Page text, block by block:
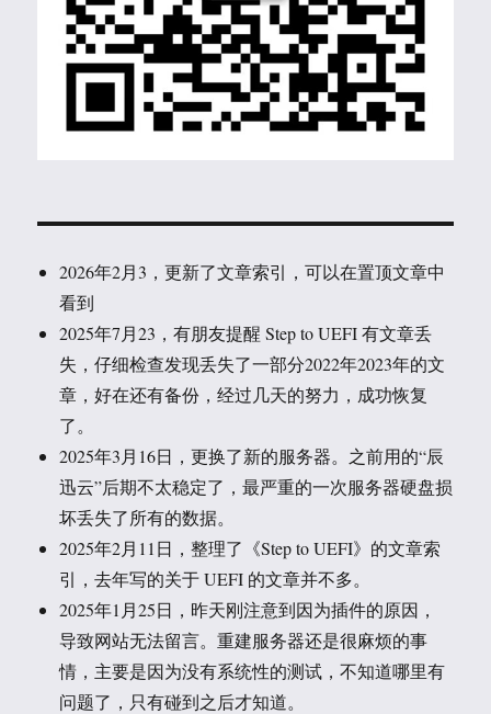
2026年2月3，更新了文章索引，可以在置顶文章中
看到
2025年7月23，有朋友提醒 Step to UEFI 有文章丢
失，仔细检查发现丢失了一部分2022年2023年的文
章，好在还有备份，经过几天的努力，成功恢复
了。
2025年3月16日，更换了新的服务器。之前用的“辰
迅云”后期不太稳定了，最严重的一次服务器硬盘损
坏丢失了所有的数据。
2025年2月11日，整理了《Step to UEFI》的文章索
引，去年写的关于 UEFI 的文章并不多。
2025年1月25日，昨天刚注意到因为插件的原因，
导致网站无法留言。重建服务器还是很麻烦的事
情，主要是因为没有系统性的测试，不知道哪里有
问题了，只有碰到之后才知道。